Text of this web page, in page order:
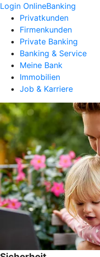
Login OnlineBanking
Privatkunden
Firmenkunden
Private Banking
Banking & Service
Meine Bank
Immobilien
Job & Karriere